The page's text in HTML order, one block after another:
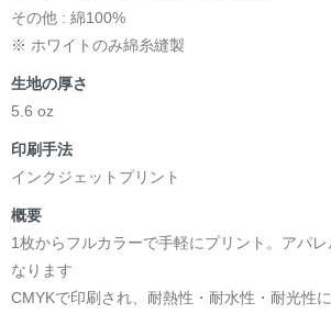
その他 : 綿100%
※ ホワイトのみ綿糸縫製
生地の厚さ
5.6 oz
印刷手法
インクジェットプリント
概要
1枚からフルカラーで手軽にプリント。アパ
なります
CMYKで印刷され、耐熱性・耐水性・耐光性